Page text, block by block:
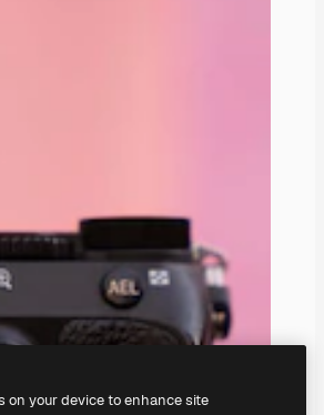
on your device to enhance site